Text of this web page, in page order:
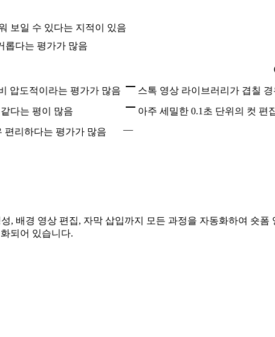
보일 수 있다는 지적이 있음
롭다는 평가가 많음
압도적이라는 평가가 많음
스톡 영상 라이브러리가 겹칠
다는 평이 많음
아주 세밀한 0.1초 단위의 컷 편
편리하다는 평가가 많음
—
, 배경 영상 편집, 자막 삽입까지 모든 과정을 자동화하여 숏
되어 있습니다.